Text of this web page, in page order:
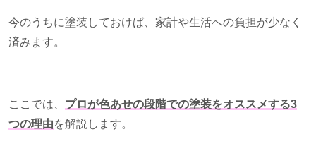
今のうちに塗装しておけば、家計や生活への負担が少なく
済みます。
ここでは、 プロが色あせの段階での塗装をオススメする3
つの理由を解説します。